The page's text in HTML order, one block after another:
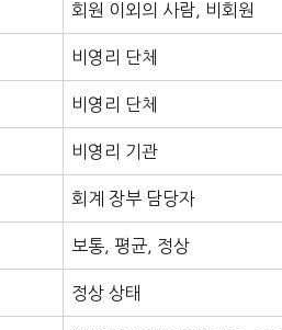
회원 이외의 사람, 비회원
비영리 단체
비영리 단체
비영리 기관
회계 장부 담당자
보통, 평균, 정상
정상 상태